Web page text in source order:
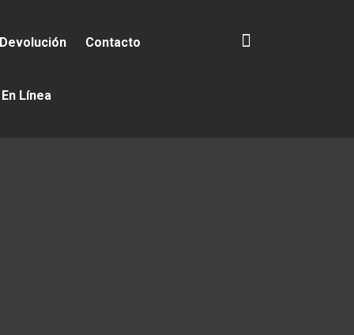
Contacto
Línea